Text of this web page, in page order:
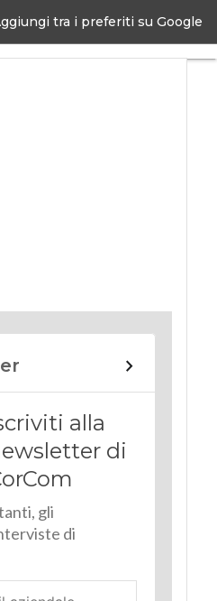
tra i preferiti su Google
alla
di
gli
di